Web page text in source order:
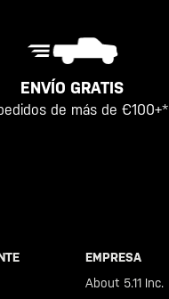
ENVÍO GRATIS
de más de €100+*
EMPRESA
About 5.11 Inc.